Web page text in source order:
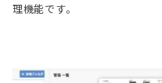
理機能です。